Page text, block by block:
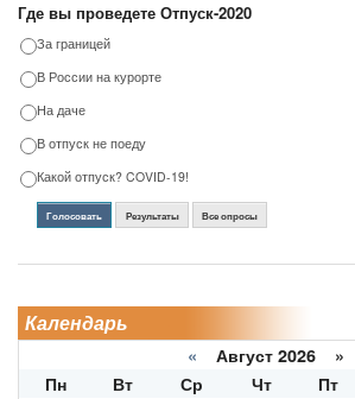
Где вы проведете Отпуск-2020
За границей
В России на курорте
На даче
В отпуск не поеду
Какой отпуск? COVID-19!
Голосовать Результаты Все опросы
Календарь
« Август 2026 »
Пн
Вт Ср Чт Пт